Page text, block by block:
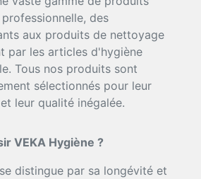
des
aux produits de nettoyage
par les articles d'hygiène
Tous nos produits sont
sélectionnés pour leur
leur qualité inégalée.
VEKA Hygiène ?
distingue par sa longévité et